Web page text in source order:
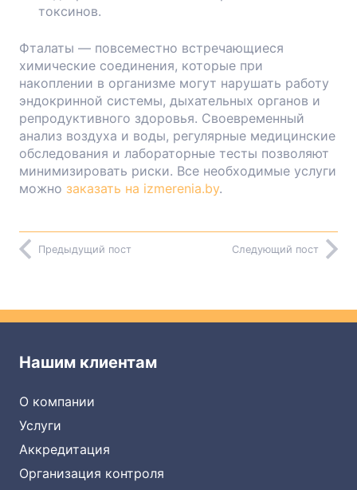
токсинов.
Фталаты — повсеместно встречающиеся
химические соединения, которые при
накоплении в организме могут нарушать работу
эндокринной системы, дыхательных органов и
репродуктивного здоровья. Своевременный
анализ воздуха и воды, регулярные медицинские
обследования и лабораторные тесты позволяют
минимизировать риски. Все необходимые услуги
можно заказать на izmerenia.by.
Предыдущий пост Следующий пост
Нашим клиентам
О компании
Услуги
Аккредитация
Организация контроля